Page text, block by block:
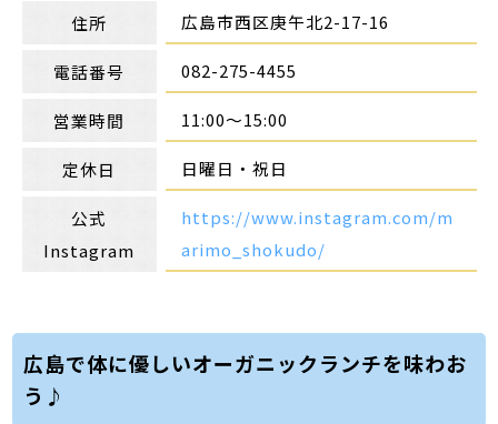
住所 広島市西区庚午北2-17-16
電話番号 082-275-4455
営業時間 11:00～15:00
定休日 日曜日・祝日
公式
Instagram
https://www.instagram.com/m
arimo_shokudo/
広島で体に優しいオーガニックランチを味わお
う♪